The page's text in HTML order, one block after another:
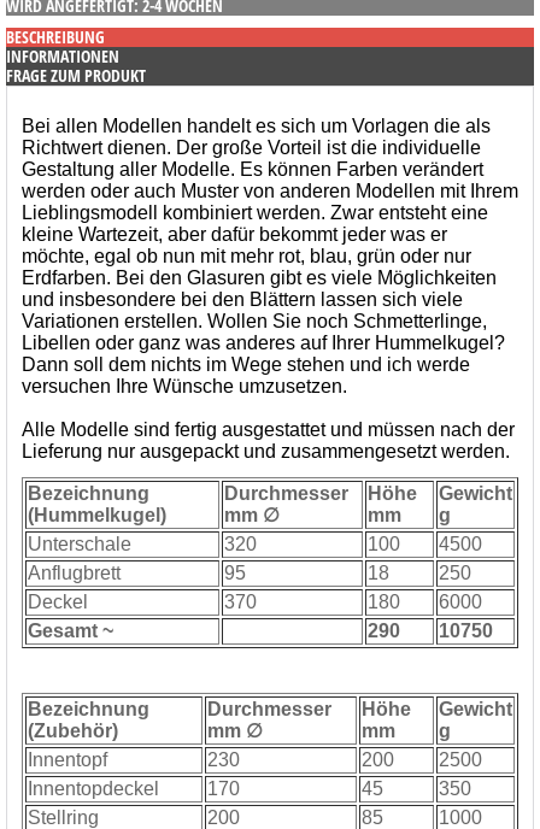
WIRD ANGEFERTIGT: 2-4 WOCHEN
BESCHREIBUNG
INFORMATIONEN
FRAGE ZUM PRODUKT
Bei allen Modellen handelt es sich um Vorlagen die als
Richtwert dienen. Der große Vorteil ist die individuelle
Gestaltung aller Modelle. Es können Farben verändert
werden oder auch Muster von anderen Modellen mit Ihrem
Lieblingsmodell kombiniert werden. Zwar entsteht eine
kleine Wartezeit, aber dafür bekommt jeder was er
möchte, egal ob nun mit mehr rot, blau, grün oder nur
Erdfarben. Bei den Glasuren gibt es viele Möglichkeiten
und insbesondere bei den Blättern lassen sich viele
Variationen erstellen. Wollen Sie noch Schmetterlinge,
Libellen oder ganz was anderes auf Ihrer Hummelkugel?
Dann soll dem nichts im Wege stehen und ich werde
versuchen Ihre Wünsche umzusetzen.
Alle Modelle sind fertig ausgestattet und müssen nach der
Lieferung nur ausgepackt und zusammengesetzt werden.
Bezeichnung
(Hummelkugel)
Durchmesser
mm ∅
Höhe
mm
Gewicht
g
Unterschale
320 100
4500
Anflugbrett
95 18
250
Deckel
370 180
6000
Gesamt ~
290 10750
Bezeichnung
(Zubehör)
Durchmesser
mm ∅
Höhe
mm
Gewicht
g
Innentopf
230 200
2500
Innentopdeckel
170 45
350
Stellring
200 85 1000